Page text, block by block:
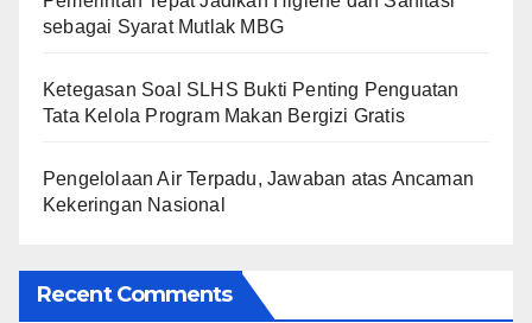
sebagai Syarat Mutlak MBG
Ketegasan Soal SLHS Bukti Penting Penguatan
Tata Kelola Program Makan Bergizi Gratis
Pengelolaan Air Terpadu, Jawaban atas Ancaman
Kekeringan Nasional
Recent Comments